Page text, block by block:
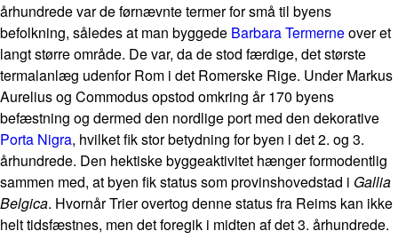
århundrede var de førnævnte termer for små til byens
befolkning, således at man byggede Barbara Termerneover et
langt større område. De var, da de stod færdige, det største
termalanlæg udenfor Rom i det Romerske Rige. Under Markus
Aurelius og Commodus opstod omkring år 170 byens
befæstning og dermed den nordlige port med den dekorative
Porta Nigra, hvilket fik stor betydning for byen i det 2. og 3.
århundrede. Den hektiske byggeaktivitet hænger formodentlig
sammen med, at byen fik status som provinshovedstad i Gallia
Belgica. Hvornår Trier overtog denne status fra Reims kan ikke
helt tidsfæstnes, men det foregik i midten af det 3. århundrede.